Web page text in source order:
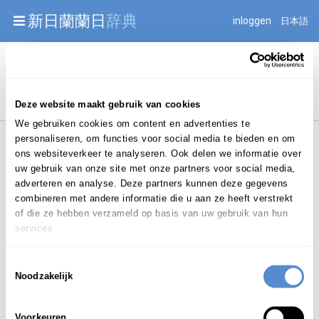
Deze website maakt gebruik van cookies
We gebruiken cookies om content en advertenties te
personaliseren, om functies voor social media te bieden en om
ons websiteverkeer te analyseren. Ook delen we informatie over
uw gebruik van onze site met onze partners voor social media,
adverteren en analyse. Deze partners kunnen deze gegevens
combineren met andere informatie die u aan ze heeft verstrekt
of die ze hebben verzameld op basis van uw gebruik van hun
services.
Noodzakelijk
Warning: Undefined array key "jnnjuid" in
/mnt/web216/d2/76/52236976/htdocs/jnnj-prod/search.php
新日蘭蘭日辞典 inloggen 日本語
Login om te bewerken ...
述作